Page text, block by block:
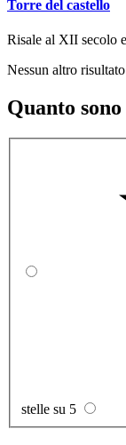
Torre del castello
Risale al XII secolo
Nessun altro risultato
Quanto
stelle su 5